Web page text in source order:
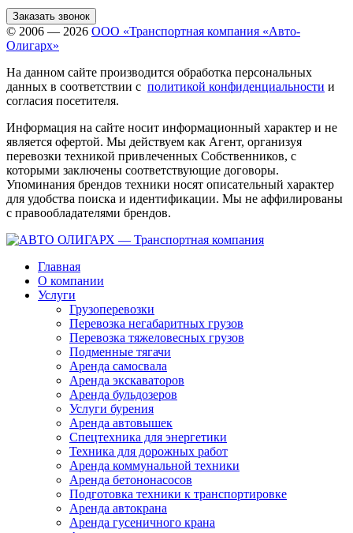
Заказать звонок
© 2006 — 2026 ООО «Транспортная компания «Авто-
Олигарх»
На данном сайте производится обработка персональных
данных в соответствии с политикой конфиденциальности и
согласия посетителя.
Информация на сайте носит информационный характер и не
является офертой. Мы действуем как Агент, организуя
перевозки техникой привлеченных Собственников, с
которыми заключены соответствующие договоры.
Упоминания брендов техники носят описательный характер
для удобства поиска и идентификации. Мы не аффилированы
с правообладателями брендов.
Главная
О компании
Услуги
Грузоперевозки
Перевозка негабаритных грузов
Перевозка тяжеловесных грузов
Подменные тягачи
Аренда самосвала
Аренда экскаваторов
Аренда бульдозеров
Услуги бурения
Аренда автовышек
Спецтехника для энергетики
Техника для дорожных работ
Аренда коммунальной техники
Аренда бетононасосов
Подготовка техники к транспортировке
Аренда автокрана
Аренда гусеничного крана